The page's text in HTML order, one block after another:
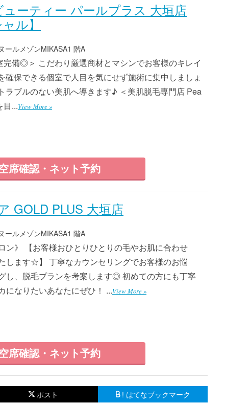
ーティー パールプラス 大垣店
ル】
ールメゾンMIKASA1 階A
完備◎＞ こだわり厳選商材とマシンでお客様のキレイ
確保できる個室で人目を気にせず施術に集中しましょ
ラブルのない美肌へ導きます♪ ＜美肌脱毛専門店 Pea
目...View More »
席確認・ネット予約
GOLD PLUS 大垣店
ールメゾンMIKASA1 階A
ン》 【お客様おひとりひとりの毛やお肌に合わせ
します☆】 丁寧なカウンセリングでお客様のお悩
し、脱毛プランを考案します◎ 初めての方にも丁寧
になりたいあなたにぜひ！ ...View More »
席確認・ネット予約
ポスト ! はてなブックマーク